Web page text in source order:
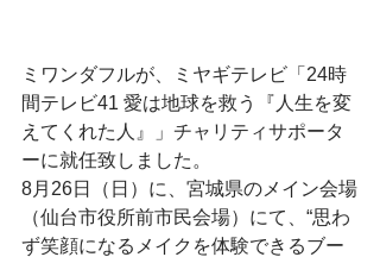
ミワンダフルが、ミヤギテレビ「24時
間テレビ41 愛は地球を救う『人生を変
えてくれた人』」チャリティサポータ
ーに就任致しました。
8月26日（日）に、宮城県のメイン会場
（仙台市役所前市民会場）にて、“思わ
ず笑顔になるメイクを体験できるブー